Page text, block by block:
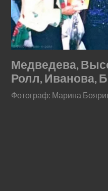
Медведева,
Ролл, Иванова,
Фотограф: Марина